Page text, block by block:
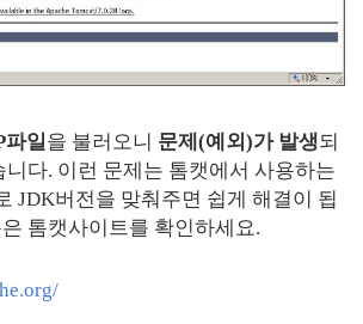
파일을 불러오니 문제(예외)가 발생되
니다. 이런 문제는 톰캣에서 사용하는
JDK버전을 맞춰주면 쉽게 해결이 됩
톰캣사이트를 확인하세요.